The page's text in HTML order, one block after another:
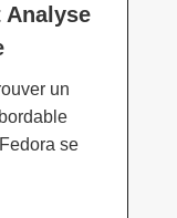
Analyse
un
se